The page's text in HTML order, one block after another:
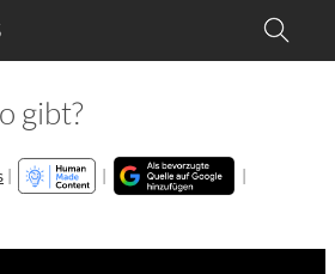
gibt?
| |
|